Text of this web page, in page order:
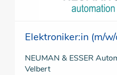
Elektroniker:in (m/
NEUMAN & ESSER
Velbert